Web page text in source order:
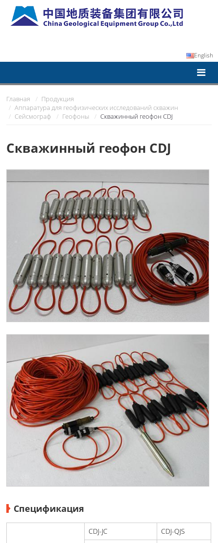
English
Главная
Продукция
Аппаратура для геофизических исследований скважин
Сейсмограф
Геофоны Скважинный геофон CDJ
Скважинный геофон CDJ
Спецификация
CDJ-JC CDJ-QJS